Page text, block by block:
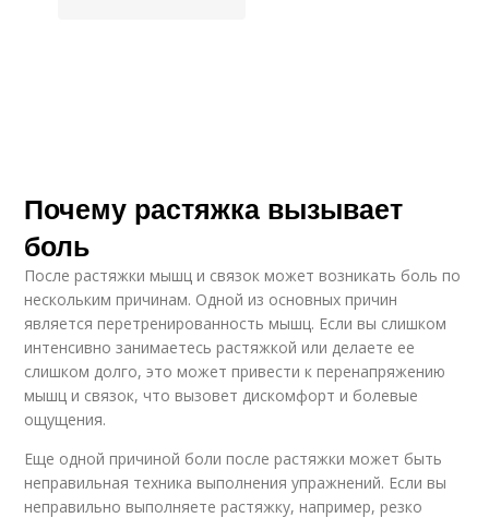
Почему растяжка вызывает
боль
После растяжки мышц и связок может возникать боль по
нескольким причинам. Одной из основных причин
является перетренированность мышц. Если вы слишком
интенсивно занимаетесь растяжкой или делаете ее
слишком долго, это может привести к перенапряжению
мышц и связок, что вызовет дискомфорт и болевые
ощущения.
Еще одной причиной боли после растяжки может быть
неправильная техника выполнения упражнений. Если вы
неправильно выполняете растяжку, например, резко